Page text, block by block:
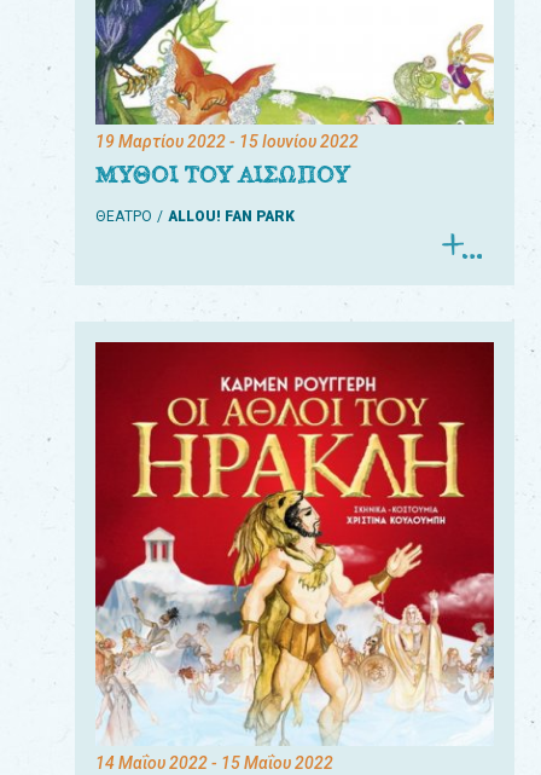
19 Μαρτίου 2022- 15 Ιουνίου 2022
ΜΥΘΟΙ ΤΟΥ ΑΙΣΩΠΟΥ
ΘΕΑΤΡΟ ALLOU! FAN PARK
14 Μαΐου 2022- 15 Μαΐου 2022